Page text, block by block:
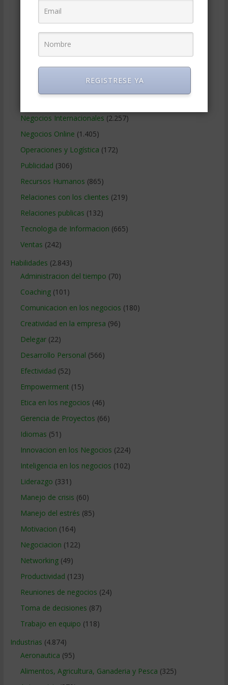
Finanzas Corporativas
Gerencia social y ambiental(223)
Gobierno Corporativo
(125)
Marketing(988)
Negocios Internacionales (2.257)
Negocios Online (1.405)
Operaciones y Logística (172)
Publicidad (306)
Recursos Humanos (865)
Relaciones con los clientes (219)
Relaciones publicas (132)
Tecnologia de Informacion (665)
Ventas (242)
Habilidades (2.843)
Administracion del tiempo (70)
Coaching(101)
Comunicacion en los negocios (180)
Creatividad en la empresa (96)
Delegar(22)
Desarrollo Personal (566)
Efectividad (52)
Empowerment (15)
Etica en los negocios (46)
Gerencia de Proyectos (66)
Idiomas (51)
Innovacion en los Negocios (224)
Inteligencia en los negocios (102)
Liderazgo (331)
Manejo de crisis (60)
Manejo del estrés (85)
Motivacion (164)
Negociacion (122)
Networking(49)
Productividad (123)
Reuniones de negocios (24)
Toma de decisiones (87)
Trabajo en equipo (118)
Industrias (4.874)
Aeronautica (95)
Alimentos, Agricultura, Ganaderia y Pesca (325)
REGISTRESE YA